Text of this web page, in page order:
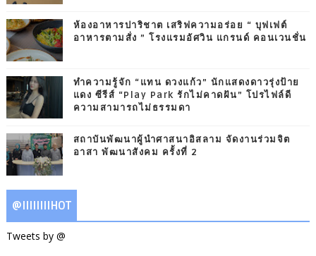
ห้องอาหารปาริชาต เสริฟความอร่อย “ บุฟเฟต์
อาหารตามสั่ง ” โรงแรมอัศวิน แกรนด์ คอนเวนชั่น
ทำความรู้จัก “แทน ดวงแก้ว” นักแสดงดาวรุ่งป้าย
แดง ซีรีส์ “Play Park รักไม่คาดฝัน” โปรไฟล์ดี
ความสามารถไม่ธรรมดา
สถาบันพัฒนาผู้นำศาสนาอิสลาม จัดงานร่วมจิต
อาสา พัฒนาสังคม ครั้งที่ 2
@IIIIIIIIHOT
Tweets by @